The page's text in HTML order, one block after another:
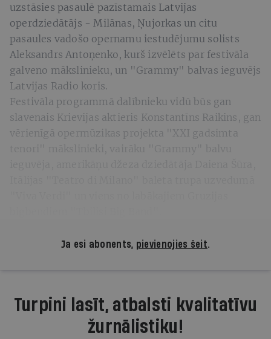
uzstāsies pasaulē pazīstamais Latvijas
operdziedātājs - Milānas, Ņujorkas un citu
pasaules vadošo opernamu iestudējumu solists
Aleksandrs Antoņenko, kurš izvēlēts par festivāla
galveno mākslinieku, un "Grammy" balvas ieguvējs
Latvijas Radio koris.
Festivāla programmā dalībnieku vidū būs gan
slavenais Krievijas aktieris Konstantīns Raikins, gan
vērienīgā opermūzikas projekta "XXI gadsimta
tenori" mākslinieki, vairāku "Grammy" balvu
Ja esi abonents, pievienojies šeit.
Turpini lasīt, atbalsti kvalitatīvu
žurnālistiku!